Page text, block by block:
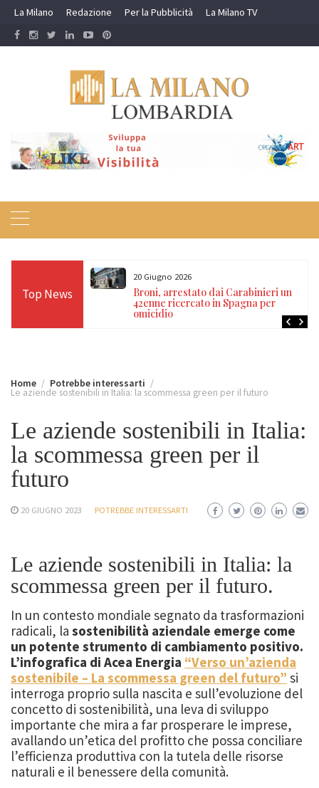
Skip
content
La Milano Redazione Per la Pubblicità La Milano TV
Top News
di droga
un 22enne
20 Giugno 2026
Broni, arrestato dai Carabinieri un
42enne ricercato in Spagna per
omicidio
Home Potrebbe interessarti
Le aziende sostenibili in Italia: la scommessa green per il futuro
Le aziende sostenibili in Italia:
la scommessa green per il
futuro
20 GIUGNO 2023 POTREBBE INTERESSARTI
Le aziende sostenibili in Italia: la
scommessa green per il futuro.
In un contesto mondiale segnato da trasformazioni
radicali, la sostenibilità aziendale emerge come
un potente strumento di cambiamento positivo.
L’infografica di Acea Energia “Verso un’azienda
sostenibile – La scommessa green del futuro” si
interroga proprio sulla nascita e sull’evoluzione del
concetto di sostenibilità, una leva di sviluppo
importante che mira a far prosperare le imprese,
avallando un’etica del profitto che possa conciliare
l’efficienza produttiva con la tutela delle risorse
naturali e il benessere della comunità.